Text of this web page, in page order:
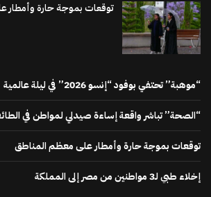
توقعات بموجة حارة وأمطار
“موهبة” تحتفي بوفود “إنسو 2026” في ليلة عالمية
“الصحة” تباشر واقعة إساءة صيدلي لمواطن في
توقعات بموجة حارة وأمطار على معظم المناطق
إخلاء طبي لـ3 مواطنين من مصر إلى المملكة